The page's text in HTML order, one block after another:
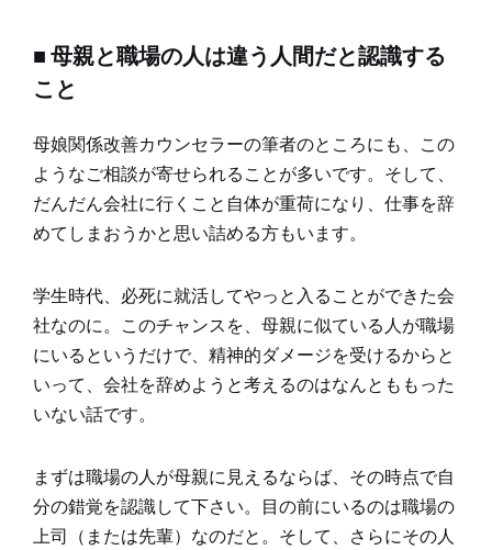
■ 母親と職場の人は違う人間だと認識する
こと
母娘関係改善カウンセラーの筆者のところにも、この
ようなご相談が寄せられることが多いです。そして、
だんだん会社に行くこと自体が重荷になり、仕事を辞
めてしまおうかと思い詰める方もいます。
学生時代、必死に就活してやっと入ることができた会
社なのに。このチャンスを、母親に似ている人が職場
にいるというだけで、精神的ダメージを受けるからと
いって、会社を辞めようと考えるのはなんとももった
いない話です。
まずは職場の人が母親に見えるならば、その時点で自
分の錯覚を認識して下さい。目の前にいるのは職場の
上司（または先輩）なのだと。そして、さらにその人